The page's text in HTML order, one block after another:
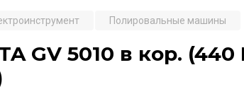
Полировальные машины
GV 5010 в кор. (440